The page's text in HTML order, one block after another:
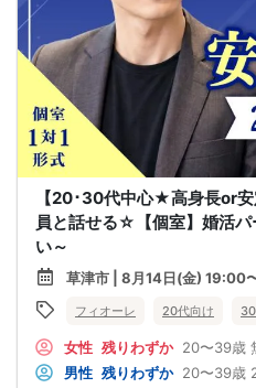
【20･30代中心★高身長or
員と話せる☆【個室】婚活
い～
草津市 | 8月14日(金) 19:00
フィオーレ 20代向け
女性 残りわずか 20〜39歳
男性 残りわずか 20〜39歳